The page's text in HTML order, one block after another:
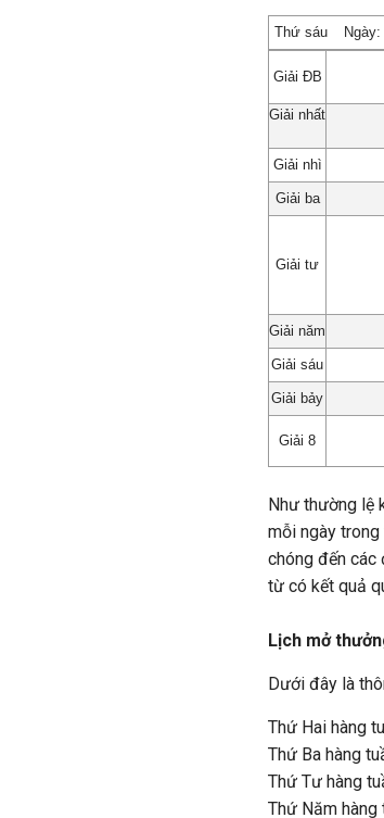
Thứ sáu
Giải ĐB
Giải nhất
Giải nhì
Giải ba
Giải tư
Giải năm
Giải sáu
Giải bảy
Giải 8
Như thường lệ
mỗi ngày trong
chóng đến
từ có kết quả
Lịch mở
Dưới đây là
Thứ Hai hàng
Thứ Ba hàng
Thứ Tư hàng
Thứ Năm hàng